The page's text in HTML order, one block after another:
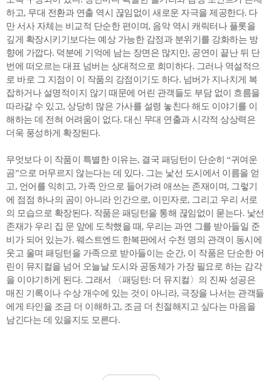
하고, 무대 전환과 연출 역시 끊임없이 새로운 자극을 제공한다. 다
만 서사 자체는 비교적 단순한 편이며, 음악 역시 캐릭터나 플롯을
깊게 확장시키기보다는 예상 가능한 감정과 분위기를 강화하는 방
향에 가깝다. 덕분에 기억에 남는 장면은 많지만, 공연이 끝난 뒤 단
번에 떠오르는 대표 넘버는 상대적으로 희미하다. 그러나 역설적으
로 바로 그 지점이 이 작품의 강점이기도 하다. 넘버가 지나치게 복
잡하거나 설명적이지 않기 때문에 어린 관객들도 부담 없이 흐름을
따라갈 수 있고, 상당히 많은 가사를 설령 놓친다 해도 이야기를 이
해하는 데 전혀 어려움이 없다. 대신 무대 연출과 시각적 상상력은
더욱 풍성하게 확장된다.
무엇보다 이 작품이 특별한 이유는, 결국 패딩턴이 단순히 “귀여운
곰”으로 머무르지 않는다는 데 있다. 그는 낯선 도시에서 이름을 얻
고, 언어를 익히고, 가족 안으로 들어가려 애쓰는 존재이며, 그렇기
에 점점 하나의 곰이 아니라 인간으로, 이민자로, 그리고 우리 서로
의 모습으로 확장된다. 작품은 패딩턴을 통해 끊임없이 묻는다. 낯선
존재가 우리 집 문 앞에 도착했을 때, 우리는 과연 그를 받아들일 준
비가 되어 있는가. 웨스트엔드 한복판에서 수천 명의 관객이 동시에
웃고 울며 패딩턴을 가족으로 받아들이는 순간, 이 작품은 단순한 어
린이 뮤지컬을 넘어 오늘날 도시와 공동체가 가장 필요로 하는 감각
을 이야기하게 된다. 그래서 〈패딩턴: 더 뮤지컬〉의 진짜 성공은
매진 기록이나 수상 개수에 있는 것이 아니라, 극장을 나서는 관객들
에게 타인을 조금 더 이해하고, 조금 더 친절해지고 싶다는 마음을
남긴다는 데 있을지도 모른다.